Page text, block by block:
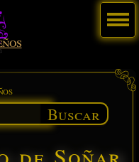
Buscar
de Soñar
Menú